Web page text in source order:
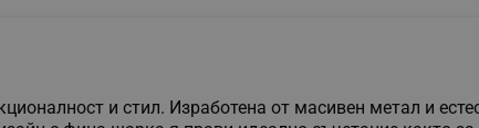
и стил. Изработена от масивен метал и